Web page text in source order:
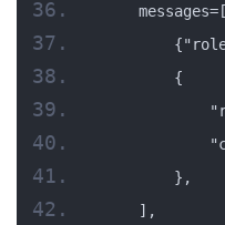
    messages=[
        {
        },
    ],